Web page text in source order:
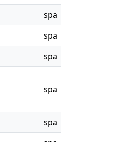
spa
spa
spa
spa
spa